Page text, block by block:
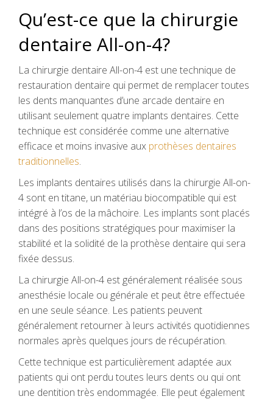
Qu’est-ce que la chirurgie
dentaire All-on-4?
La chirurgie dentaire All-on-4 est une technique de
restauration dentaire qui permet de remplacer toutes
les dents manquantes d’une arcade dentaire en
utilisant seulement quatre implants dentaires. Cette
technique est considérée comme une alternative
efficace et moins invasive aux prothèses dentaires
traditionnelles.
Les implants dentaires utilisés dans la chirurgie All-on-
4 sont en titane, un matériau biocompatible qui est
intégré à l’os de la mâchoire. Les implants sont placés
dans des positions stratégiques pour maximiser la
stabilité et la solidité de la prothèse dentaire qui sera
fixée dessus.
La chirurgie All-on-4 est généralement réalisée sous
anesthésie locale ou générale et peut être effectuée
en une seule séance. Les patients peuvent
généralement retourner à leurs activités quotidiennes
normales après quelques jours de récupération.
Cette technique est particulièrement adaptée aux
patients qui ont perdu toutes leurs dents ou qui ont
une dentition très endommagée. Elle peut également